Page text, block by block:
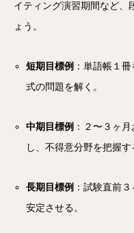
イティング演習期間など、
ょう。
短期目標例 ：単語帳１
式の問題を解く。
中期目標例 ：２〜３ヶ
し、不得意分野を把握す
長期目標例 ：試験直前
安定させる。